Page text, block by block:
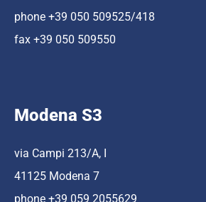
phone +39 050 509525/418
fax +39 050 509550
Modena S3
via Campi 213/A, I
41125 Modena 7
phone +39 059 2055629